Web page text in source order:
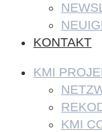
KONTAKT
KMI
KMI